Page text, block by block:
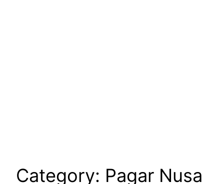
Category: Pagar Nusa